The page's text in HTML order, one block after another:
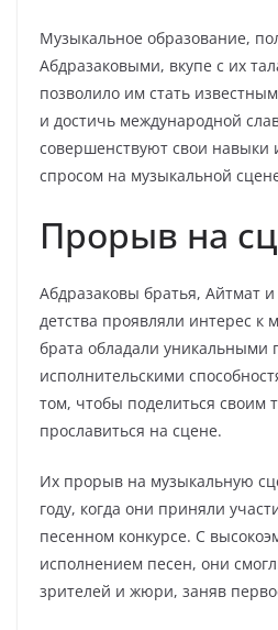
Музыкальное образование,
Абдразаковыми, вкупе с их
позволило им стать
и достичь международной
совершенствуют свои навыки
спросом на музыкальной
Прорыв на
Абдразаковы братья, Айтмат
детства проявляли интерес
брата обладали уникальными
исполнительскими
том, чтобы поделиться своим
прославиться на сцене.
Их прорыв на музыкальную
году, когда они приняли
песенном конкурсе. С
исполнением песен, они
зрителей и жюри, заняв